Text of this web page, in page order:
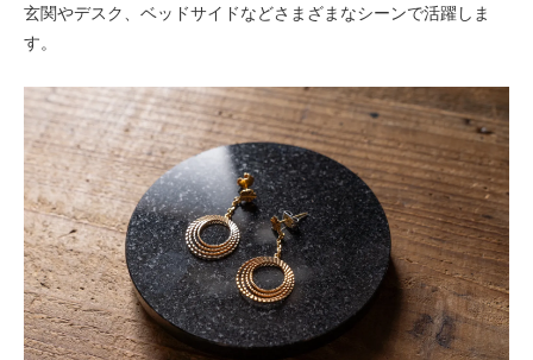
玄関やデスク、ベッドサイドなどさまざまなシーンで活躍しま
す。